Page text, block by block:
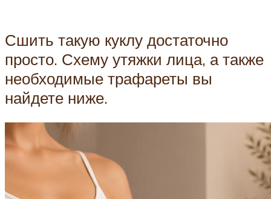
Сшить такую куклу достаточно
просто. Схему утяжки лица, а также
необходимые трафареты вы
найдете ниже.